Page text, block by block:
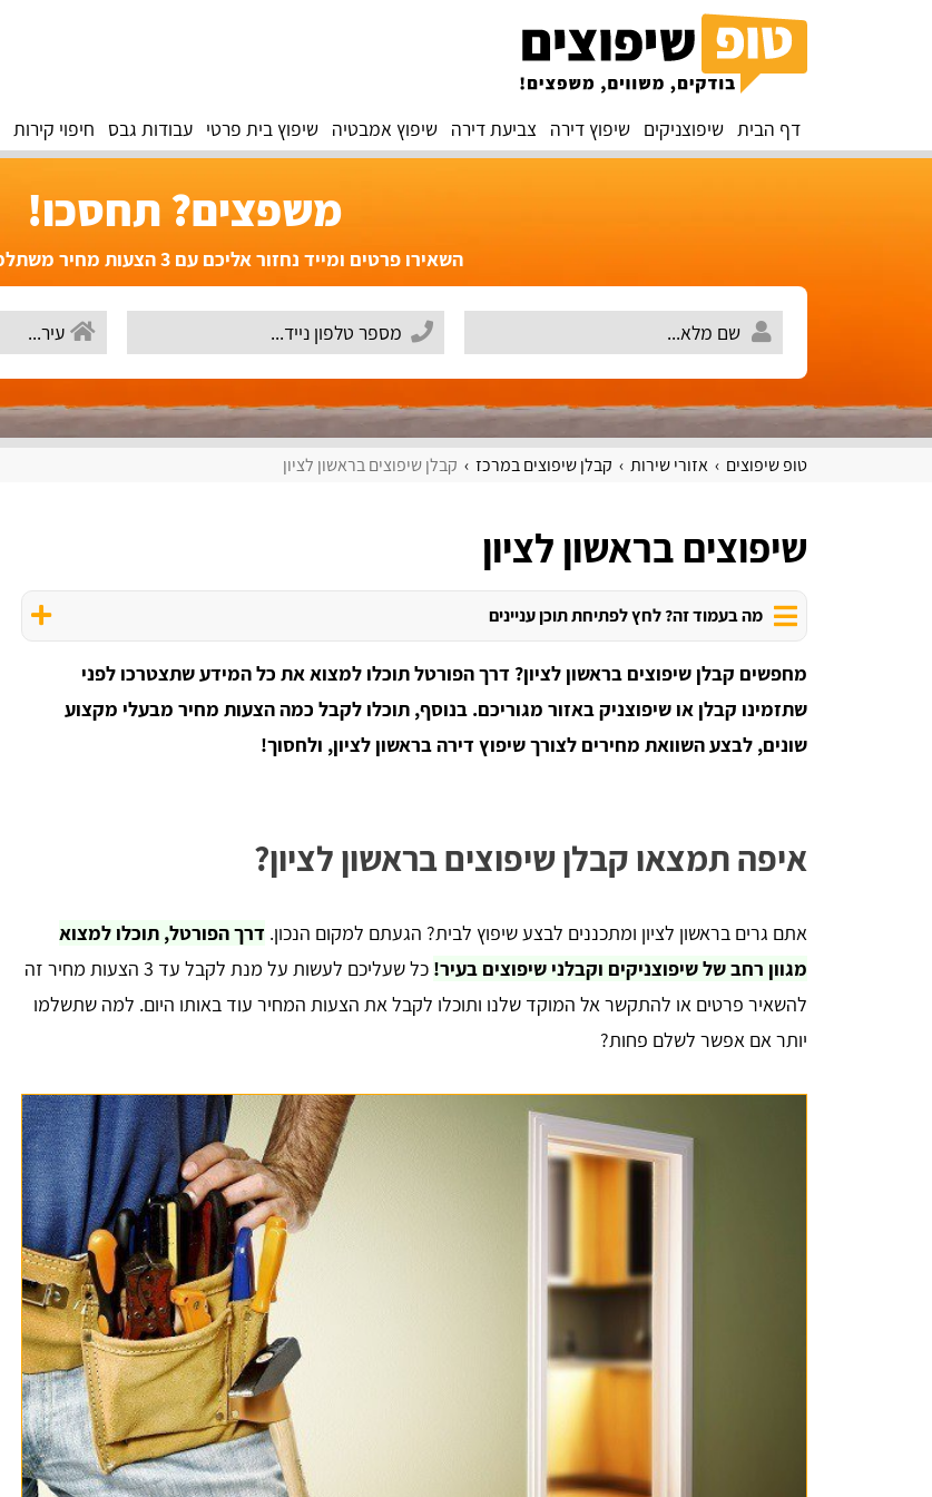
דף הבית שיפוצניקים שיפוץ דירה צביעת דירה שיפוץ אמבטיה שיפוץ בית פרטי עבודות גבס חיפוי קירות
משפצים? תחסכו!
השאירו פרטים ומייד נחזור אליכם עם 3 הצעות מחיר משתלמות במיוחד!
טופ שיפוצים אזורי שירות קבלן שיפוצים במרכז קבלן שיפוצים בראשון לציון
שיפוצים בראשון לציון
מה בעמוד זה? לחץ לפתיחת תוכן עניינים
מחפשים קבלן שיפוצים בראשון לציון? דרך הפורטל תוכלו למצוא את כל המידע שתצטרכו לפני
שתזמינו קבלן או שיפוצניק באזור מגוריכם. בנוסף, תוכלו לקבל כמה הצעות מחיר מבעלי מקצוע
שונים, לבצע השוואת מחירים לצורך שיפוץ דירה בראשון לציון, ולחסוך!
איפה תמצאו קבלן שיפוצים בראשון לציון?
אתם גרים בראשון לציון ומתכננים לבצע שיפוץ לבית? הגעתם למקום הנכון. דרך הפורטל, תוכלו למצוא
מגוון רחב של שיפוצניקים וקבלני שיפוצים בעיר!
כל שעליכם לעשות על מנת לקבל עד 3 הצעות מחיר זה
להשאיר פרטים או להתקשר אל המוקד שלנו ותוכלו לקבל את הצעות המחיר עוד באותו היום. למה שתשלמו
יותר אם אפשר לשלם פחות?